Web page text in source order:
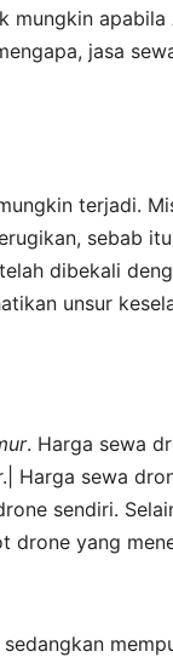
mungkin
jasa
terjadi.
sebab
dibekali
unsur
. Harga sewa
Harga sewa
sendiri.
drone yang